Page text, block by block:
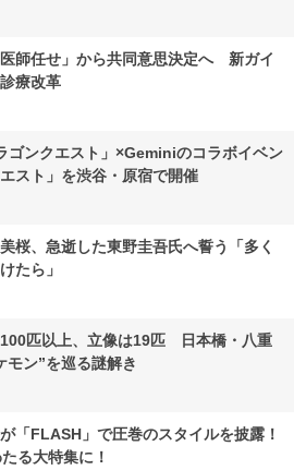
師任せ」から共同意思決定へ 新ガイ
療改革
ゴンクエスト」×Geminiのコラボイベン
スト」を渋谷・原宿で開催
桜、急逝した東野圭吾氏へ誓う「多く
たら」
匹以上、立像は19匹 日本橋・八重
モン”を巡る謎解き
「FLASH」で圧巻のスタイルを披露！
る大特集に！